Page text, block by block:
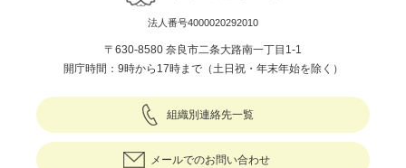
法人番号4000020292010
〒630-8580 奈良市二条大路南一丁目1-1
開庁時間：9時から17時まで（土日祝・年末年始を除く）
組織別連絡先一覧
メールでのお問い合わせ